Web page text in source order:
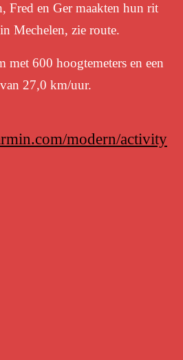
Fred en Ger maakten hun rit
Mechelen, zie route.
met 600 hoogtemeters en een
27,0 km/uur.
modern/activity